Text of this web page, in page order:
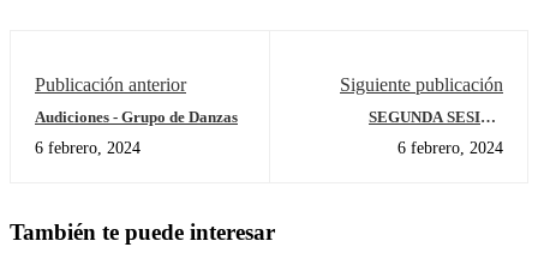
Publicación anterior
Audiciones - Grupo de Danzas
6 febrero, 2024
Siguiente publicación
SEGUNDA SESIÓN
Y SEXUALIDAD, "UN TEMA
6 febrero, 2024
También te puede interesar